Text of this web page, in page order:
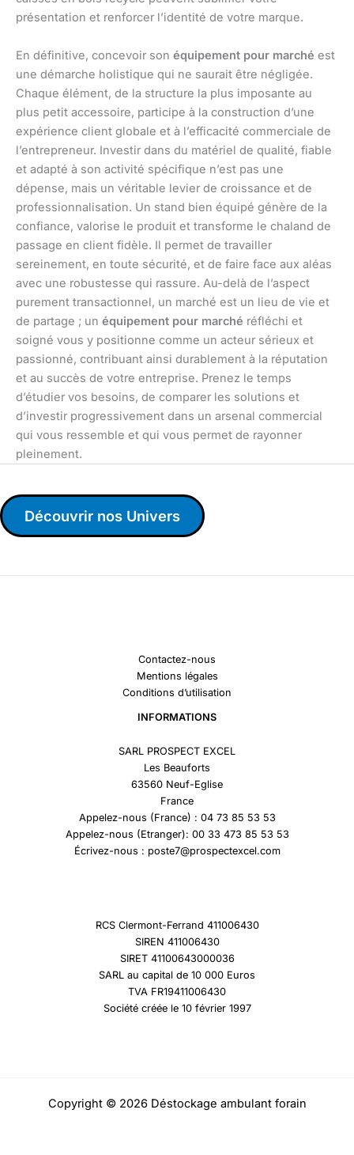
présentation et renforcer l’identité de votre marque.
En définitive, concevoir son équipement pour marché est
une démarche holistique qui ne saurait être négligée.
Chaque élément, de la structure la plus imposante au
plus petit accessoire, participe à la construction d’une
expérience client globale et à l’efficacité commerciale de
l’entrepreneur. Investir dans du matériel de qualité, fiable
et adapté à son activité spécifique n’est pas une
dépense, mais un véritable levier de croissance et de
professionnalisation. Un stand bien équipé génère de la
confiance, valorise le produit et transforme le chaland de
passage en client fidèle. Il permet de travailler
sereinement, en toute sécurité, et de faire face aux aléas
avec une robustesse qui rassure. Au-delà de l’aspect
purement transactionnel, un marché est un lieu de vie et
de partage ; un équipement pour marché réfléchi et
soigné vous y positionne comme un acteur sérieux et
passionné, contribuant ainsi durablement à la réputation
et au succès de votre entreprise. Prenez le temps
d’étudier vos besoins, de comparer les solutions et
d’investir progressivement dans un arsenal commercial
qui vous ressemble et qui vous permet de rayonner
pleinement.
Découvrir nos Univers
Contactez-nous
Mentions légales
Conditions d’utilisation
INFORMATIONS
SARL PROSPECT EXCEL
Les Beauforts
63560 Neuf-Eglise
France
Appelez-nous (France) : 04 73 85 53 53
Appelez-nous (Etranger): 00 33 473 85 53 53
Écrivez-nous : poste7@prospectexcel.com
RCS Clermont-Ferrand 411006430
SIREN 411006430
SIRET 41100643000036
SARL au capital de 10 000 Euros
TVA FR19411006430
Société créée le 10 février 1997
Copyright © 2026 Déstockage ambulant forain